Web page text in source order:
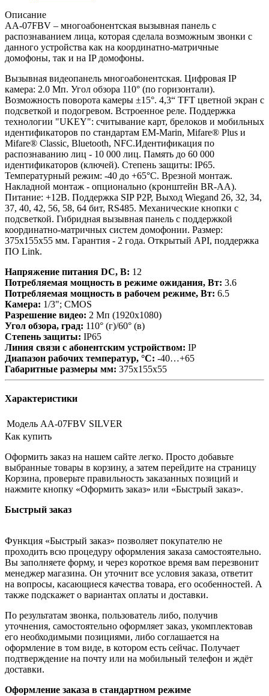
Описание
AA-07FBV – многоабонентская вызывная панель с
распознаванием лицa, которая сделала возможным звонки с
данного устройства как на координатно-матричные
домофоны, так и на IP домофоны.
Вызывная видеопанель многоабонентская. Цифровая IP
камера: 2.0 Мп. Угол обзора 110° (по горизонтали).
Возможность поворота камеры ±15°. 4,3“ TFT цветной экран с
подсветкой и подогревом. Встроенное реле. Поддержка
технологии "UKEY": считывание карт, брелоков и мобильных
идентификаторов по стандартам EM-Marin, Mifare® Plus и
Mifare® Classic, Bluetooth, NFC.Идентификация по
распознаванию лиц - 10 000 лиц. Память до 60 000
идентификаторов (ключей). Степень защиты: IP65.
Температурный режим: -40 до +65°C. Врезной монтаж.
Накладной монтаж - опционально (кронштейн BR-AA).
Питание: +12В. Поддержка SIP P2P, Выход Wiegand 26, 32, 34,
37, 40, 42, 56, 58, 64 бит, RS485. Механические кнопки с
подсветкой. Гибридная вызывная панель с поддержкой
координатно-матричных систем домофонии. Размер:
375х155х55 мм. Гарантия - 2 года. Открытый API, поддержка
ПО Link.
Напряжение питания DC, В: 12
Потребляемая мощность в режиме ожидания, Вт: 3.6
Потребляемая мощность в рабочем режиме, Вт: 6.5
Камера: 1/3"; CMOS
Разрешение видео: 2 Мп (1920х1080)
Угол обзора, град: 110° (г)/60° (в)
Степень защиты: IP65
Линия связи с абонентским устройством: IP
Диапазон рабочих температур, °С: -40…+65
Габаритные размеры мм: 375х155х55
Характеристики
Модель AA-07FBV SILVER
Как купить
Оформить заказ на нашем сайте легко. Просто добавьте
выбранные товары в корзину, а затем перейдите на страницу
Корзина, проверьте правильность заказанных позиций и
нажмите кнопку «Оформить заказ» или «Быстрый заказ».
Быстрый заказ
Функция «Быстрый заказ» позволяет покупателю не
проходить всю процедуру оформления заказа самостоятельно.
Вы заполняете форму, и через короткое время вам перезвонит
менеджер магазина. Он уточнит все условия заказа, ответит
на вопросы, касающиеся качества товара, его особенностей. А
также подскажет о вариантах оплаты и доставки.
По результатам звонка, пользователь либо, получив
уточнения, самостоятельно оформляет заказ, укомплектовав
его необходимыми позициями, либо соглашается на
оформление в том виде, в котором есть сейчас. Получает
подтверждение на почту или на мобильный телефон и ждёт
доставки.
Оформление заказа в стандартном режиме